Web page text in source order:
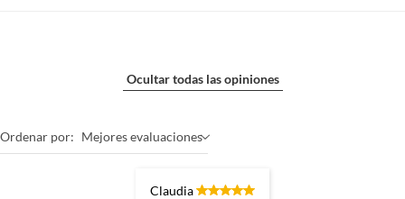
Ocultar todas las opiniones
Ordenar por: Mejores evaluaciones
Claudia